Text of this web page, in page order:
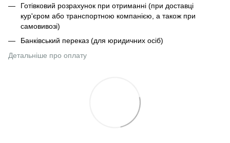
Готівковий розрахунок при отриманні (при доставці
кур'єром або транспортною компанією, а також при
самовивозі)
Банківський переказ (для юридичних осіб)
Детальніше про оплату